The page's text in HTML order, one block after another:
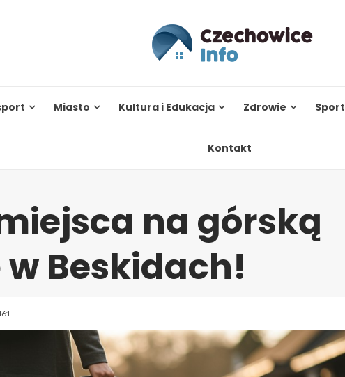
Miasto Kultura i Edukacja Zdrowie Sport
Kontakt
na górską
Beskidach!